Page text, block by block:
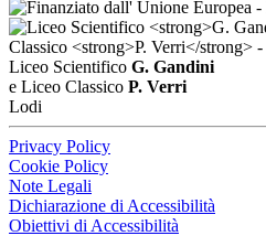
Liceo Scientifico G. Gandini
e Liceo Classico P. Verri
Lodi
Privacy Policy
Cookie Policy
Note Legali
Dichiarazione di Accessibilità
Obiettivi di Accessibilità